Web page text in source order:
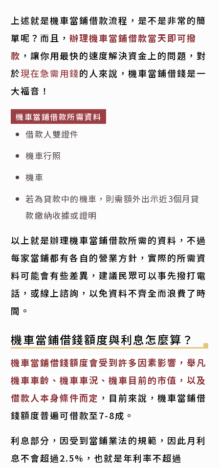
上述就是機車當鋪借款流程，是不是非常的簡
單呢？而且，辦理機車當鋪借款當天即可撥
款 ，讓你用最快的速度解決資金上的問題，對
於現在急需用錢的人來說，機車當鋪借錢是一
大福音！
機車當鋪借款所需資料
借款人雙證件
機車行照
機車
若為貸款中的機車，則需額外出示近3個月貸
款繳納收據或證明
以上就是辦理機車當鋪借款所需的資料，不過
每家當鋪都有各自的營業方針，實際的所需資
料可能會有些差異，建議民眾可以事先撥打電
話，或線上諮詢，以免資料不齊全而浪費了時
間。
機車當鋪借錢額度與利息怎麼算？
機車當鋪借錢額度會受到許多因素影響，舉凡
機車車齡、機車車況、機車目前的市值，以及
借款人本身條件而定 ，目前來說，機車當鋪借
錢額度普遍可借款至7-8成。
利息部分，因受到當鋪業法的規範，因此月利
息不會超過2.5%，也就是年利率不超過